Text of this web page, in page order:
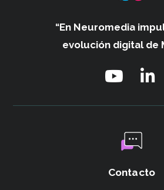
“En Neuromedia
evolución digital de
Contacto